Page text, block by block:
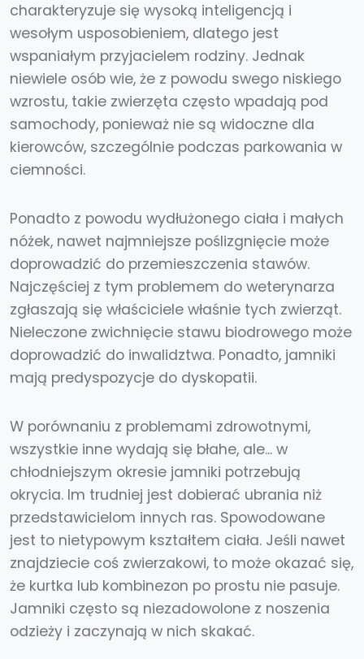
charakteryzuje się wysoką inteligencją i
wesołym usposobieniem, dlatego jest
wspaniałym przyjacielem rodziny. Jednak
niewiele osób wie, że z powodu swego niskiego
wzrostu, takie zwierzęta często wpadają pod
samochody, ponieważ nie są widoczne dla
kierowców, szczególnie podczas parkowania w
ciemności.
Ponadto z powodu wydłużonego ciała i małych
nóżek, nawet najmniejsze poślizgnięcie może
doprowadzić do przemieszczenia stawów.
Najczęściej z tym problemem do weterynarza
zgłaszają się właściciele właśnie tych zwierząt.
Nieleczone zwichnięcie stawu biodrowego może
doprowadzić do inwalidztwa. Ponadto, jamniki
mają predyspozycje do dyskopatii.
W porównaniu z problemami zdrowotnymi,
wszystkie inne wydają się błahe, ale... w
chłodniejszym okresie jamniki potrzebują
okrycia. Im trudniej jest dobierać ubrania niż
przedstawicielom innych ras. Spowodowane
jest to nietypowym kształtem ciała. Jeśli nawet
znajdziecie coś zwierzakowi, to może okazać się,
że kurtka lub kombinezon po prostu nie pasuje.
Jamniki często są niezadowolone z noszenia
odzieży i zaczynają w nich skakać.